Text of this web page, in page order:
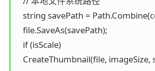
string savePath =
   file.SaveAs(savePath);
   if (isScale)
CreateThumbnail(file, imageSize,